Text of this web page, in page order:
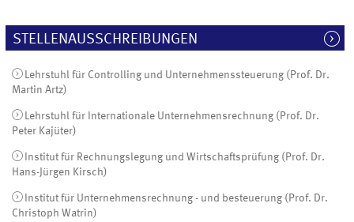
STELLENAUSSCHREIBUNGEN
Lehrstuhl für Controlling und Unternehmenssteuerung (Prof. Dr.
Martin Artz)
Lehrstuhl für Internationale Unternehmensrechnung (Prof. Dr.
Peter Kajüter)
Institut für Rechnungslegung und Wirtschaftsprüfung (Prof. Dr.
Hans-Jürgen Kirsch)
Institut für Unternehmensrechnung - und besteuerung (Prof. Dr.
Christoph Watrin)